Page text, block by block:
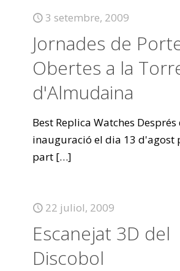
3 setembre, 2009
Jornades de
Obertes a la
d'Almudaina
Best Replica Watches Després
inauguració el dia 13 d'agost
part […]
22 juliol, 2009
Escanejat 3D del
Discobol